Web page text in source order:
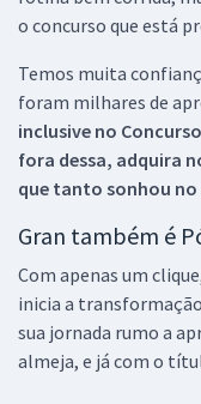
o concurso que está
Temos muita
foram milhares de
inclusive no
fora dessa, adquira
que tanto sonhou
Gran também é
Com apenas um
inicia a
sua jornada rumo a
almeja, e já com o